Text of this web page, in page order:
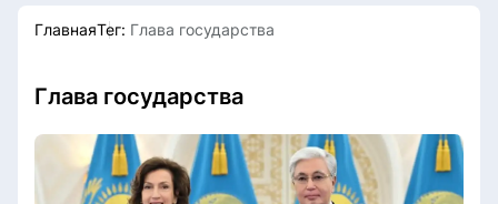
Новости столицы
Политика
Спорт
Культура
Видео
Мир
Послание
Служба Комплаенс
Этический кодекс
Служу стране
ГлавнаяТег: Глава государства
Глава государства